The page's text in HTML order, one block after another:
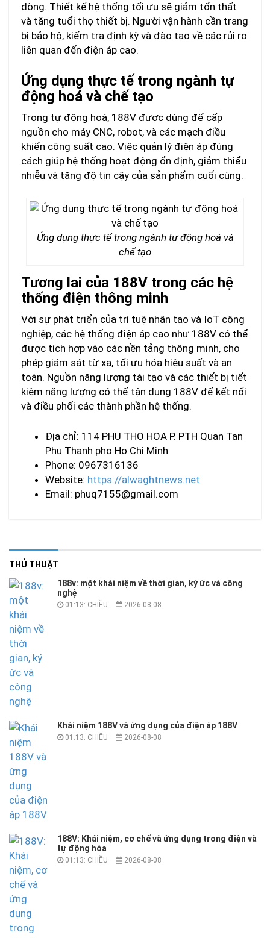
dòng. Thiết kế hệ thống tối ưu sẽ giảm tổn thất
và tăng tuổi thọ thiết bị. Người vận hành cần trang
bị bảo hộ, kiểm tra định kỳ và đào tạo về các rủi ro
liên quan đến điện áp cao.
Ứng dụng thực tế trong ngành tự
động hoá và chế tạo
Trong tự động hoá, 188V được dùng để cấp
nguồn cho máy CNC, robot, và các mạch điều
khiển công suất cao. Việc quản lý điện áp đúng
cách giúp hệ thống hoạt động ổn định, giảm thiểu
nhiễu và tăng độ tin cậy của sản phẩm cuối cùng.
Ứng dụng thực tế trong ngành tự động hoá và
chế tạo
Tương lai của 188V trong các hệ
thống điện thông minh
Với sự phát triển của trí tuệ nhân tạo và IoT công
nghiệp, các hệ thống điện áp cao như 188V có thể
được tích hợp vào các nền tảng thông minh, cho
phép giám sát từ xa, tối ưu hóa hiệu suất và an
toàn. Nguồn năng lượng tái tạo và các thiết bị tiết
kiệm năng lượng có thể tận dụng 188V để kết nối
và điều phối các thành phần hệ thống.
Địa chỉ: 114 PHU THO HOA P. PTH Quan Tan
Phu Thanh pho Ho Chi Minh
Phone: 0967316136
Website: https://alwaghtnews.net
Email: phuq7155@gmail.com
THỦ THUẬT
188v: một khái niệm về thời gian, ký ức và công
nghệ
01:13: CHIỀU 2026-08-08
Khái niệm 188V và ứng dụng của điện áp 188V
01:13: CHIỀU 2026-08-08
188V: Khái niệm, cơ chế và ứng dụng trong điện và
tự động hóa
01:13: CHIỀU 2026-08-08